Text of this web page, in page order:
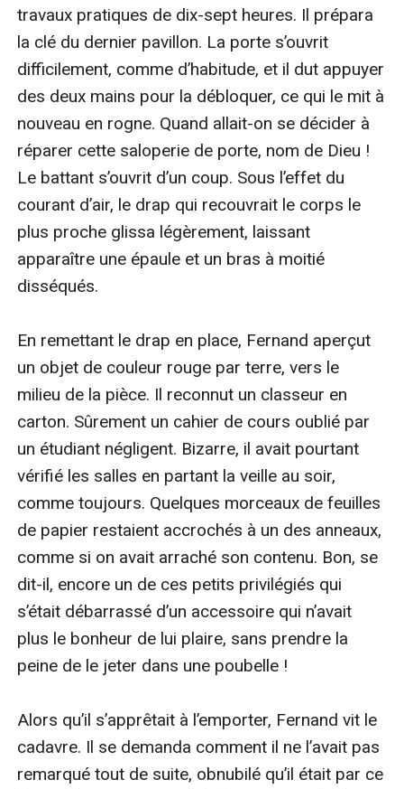
travaux pratiques de dix-sept heures. Il prépara
la clé du dernier pavillon. La porte s’ouvrit
difficilement, comme d’habitude, et il dut appuyer
des deux mains pour la débloquer, ce qui le mit à
nouveau en rogne. Quand allait-on se décider à
réparer cette saloperie de porte, nom de Dieu !
Le battant s’ouvrit d’un coup. Sous l’effet du
courant d’air, le drap qui recouvrait le corps le
plus proche glissa légèrement, laissant
apparaître une épaule et un bras à moitié
disséqués.
En remettant le drap en place, Fernand aperçut
un objet de couleur rouge par terre, vers le
milieu de la pièce. Il reconnut un classeur en
carton. Sûrement un cahier de cours oublié par
un étudiant négligent. Bizarre, il avait pourtant
vérifié les salles en partant la veille au soir,
comme toujours. Quelques morceaux de feuilles
de papier restaient accrochés à un des anneaux,
comme si on avait arraché son contenu. Bon, se
dit-il, encore un de ces petits privilégiés qui
s’était débarrassé d’un accessoire qui n’avait
plus le bonheur de lui plaire, sans prendre la
peine de le jeter dans une poubelle !
Alors qu’il s’apprêtait à l’emporter, Fernand vit le
cadavre. Il se demanda comment il ne l’avait pas
remarqué tout de suite, obnubilé qu’il était par ce